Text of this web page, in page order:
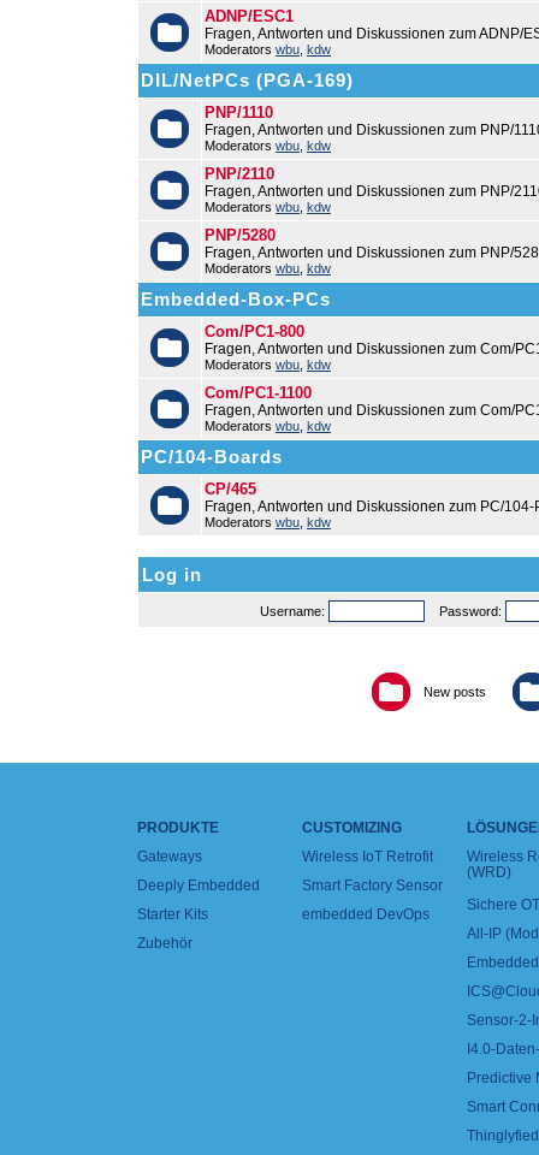
ADNP/ESC1
Fragen, Antworten und Diskussionen zum ADNP/
Moderators wbu kdw
DIL/NetPCs (PGA-169)
PNP/1110
Fragen, Antworten und Diskussionen zum PNP/
Moderators wbu kdw
PNP/2110
Fragen, Antworten und Diskussionen zum PNP/
Moderators wbu kdw
PNP/5280
Fragen, Antworten und Diskussionen zum PNP/
Moderators wbu kdw
Embedded-Box-PCs
Com/PC1-800
Fragen, Antworten und Diskussionen zum Com/
Moderators wbu kdw
Com/PC1-1100
Fragen, Antworten und Diskussionen zum Com/
Moderators wbu kdw
PC/104-Boards
CP/465
Fragen, Antworten und Diskussionen zum PC/
Moderators wbu kdw
Log in
Username: Password:
New posts
PRODUKTE
Gateways
Deeply Embedded
Starter Kits
Zubehör
CUSTOMIZING
Wireless IoT Retrofit
Smart Factory Sensor
embedded DevOps
Wireless
(WRD)
Sichere
All-IP
Sensor-2-
I4.0-
Predictive
Smart